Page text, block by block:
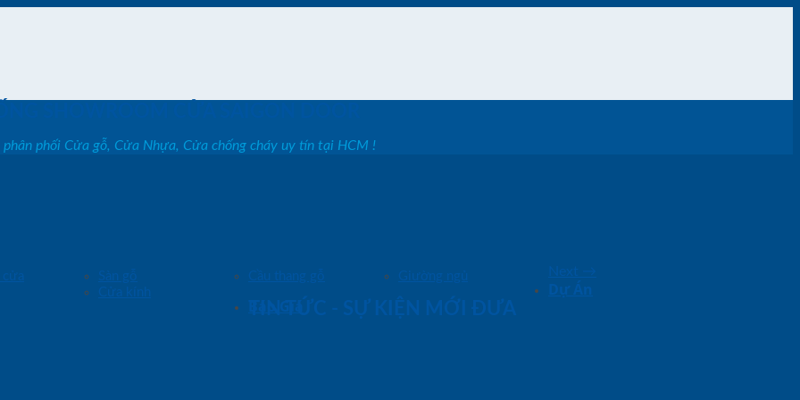
Sàn gỗ Cầu thang gỗ
Giường ngủ
Cửa kính
Dự Án
Báo Giá
phân phối Cửa gỗ, Cửa Nhựa, Cửa chống cháy uy tín tại HCM !
Next
→
TIN TỨC - SỰ KIỆN MỚI ĐƯA